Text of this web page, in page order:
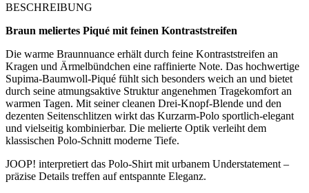
BESCHREIBUNG
Braun meliertes Piqué mit feinen Kontraststreifen
Die warme Braunnuance erhält durch feine Kontraststreifen an
Kragen und Ärmelbündchen eine raffinierte Note. Das hochwertige
Supima-Baumwoll-Piqué fühlt sich besonders weich an und bietet
durch seine atmungsaktive Struktur angenehmen Tragekomfort an
warmen Tagen. Mit seiner cleanen Drei-Knopf-Blende und den
dezenten Seitenschlitzen wirkt das Kurzarm-Polo sportlich-elegant
und vielseitig kombinierbar. Die melierte Optik verleiht dem
klassischen Polo-Schnitt moderne Tiefe.
JOOP! interpretiert das Polo-Shirt mit urbanem Understatement –
präzise Details treffen auf entspannte Eleganz.